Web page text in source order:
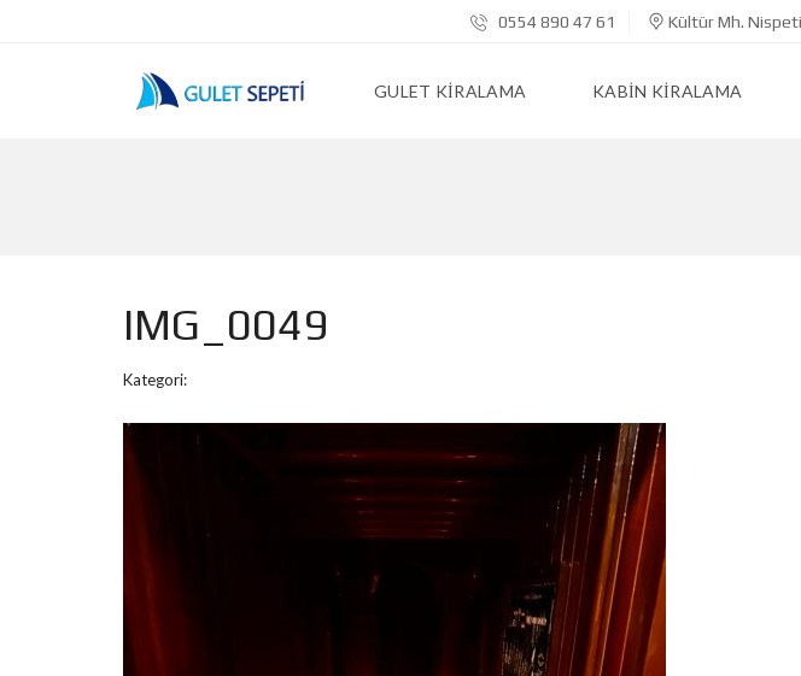
0554 890 47 61 Kültür Mh.
GULET KIRALAMA KABIN KIRALAMA
IMG_0049
Kategori: